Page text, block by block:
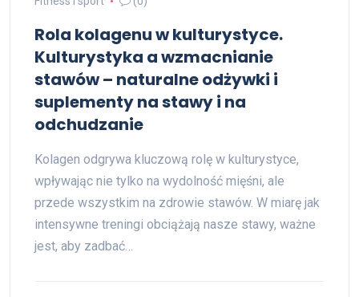
Rola kolagenu w kulturystyce.
Kulturystyka a wzmacnianie
stawów – naturalne odżywki i
suplementy na stawy i na
odchudzanie
Kolagen odgrywa kluczową rolę w kulturystyce,
wpływając nie tylko na wydolność mięśni, ale
przede wszystkim na zdrowie stawów. W miarę jak
intensywne treningi obciążają nasze stawy, ważne
jest, aby zadbać…